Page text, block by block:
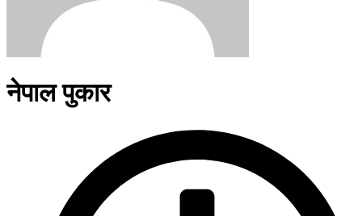
नेपाल पुकार